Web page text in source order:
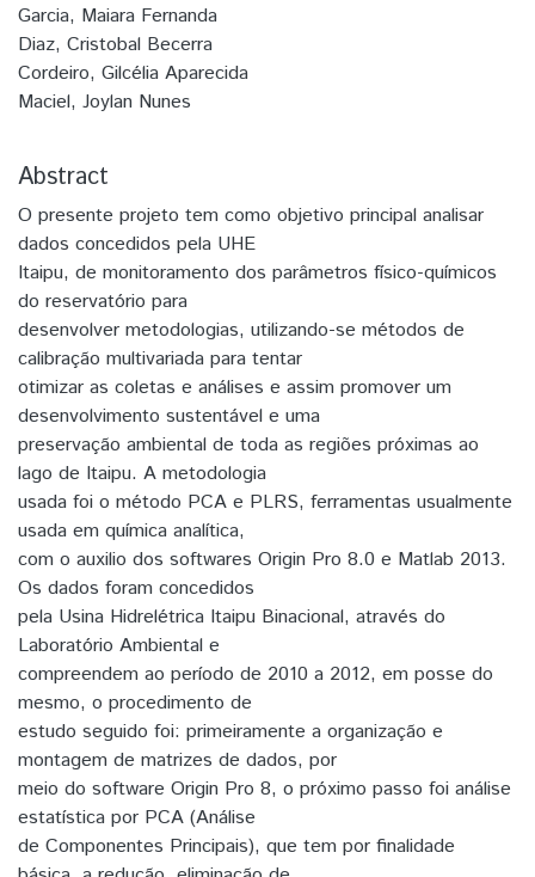
Garcia, Maiara Fernanda
Diaz, Cristobal Becerra
Cordeiro, Gilcélia Aparecida
Maciel, Joylan Nunes
Abstract
O presente projeto tem como objetivo principal analisar
dados concedidos pela UHE
Itaipu, de monitoramento dos parâmetros físico-químicos
do reservatório para
desenvolver metodologias, utilizando-se métodos de
calibração multivariada para tentar
otimizar as coletas e análises e assim promover um
desenvolvimento sustentável e uma
preservação ambiental de toda as regiões próximas ao
lago de Itaipu. A metodologia
usada foi o método PCA e PLRS, ferramentas usualmente
usada em química analítica,
com o auxilio dos softwares Origin Pro 8.0 e Matlab 2013.
Os dados foram concedidos
pela Usina Hidrelétrica Itaipu Binacional, através do
Laboratório Ambiental e
compreendem ao período de 2010 a 2012, em posse do
mesmo, o procedimento de
estudo seguido foi: primeiramente a organização e
montagem de matrizes de dados, por
meio do software Origin Pro 8, o próximo passo foi análise
estatística por PCA (Análise
de Componentes Principais), que tem por finalidade